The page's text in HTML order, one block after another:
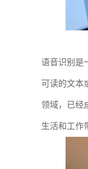
语音识别是
可读的文本
领域，已经
生活和工作